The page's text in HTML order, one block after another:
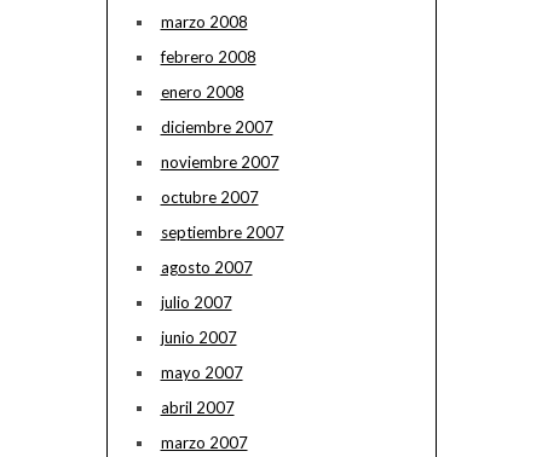
marzo 2008
febrero 2008
enero 2008
diciembre 2007
noviembre 2007
octubre 2007
septiembre 2007
agosto 2007
julio 2007
junio 2007
mayo 2007
abril 2007
marzo 2007